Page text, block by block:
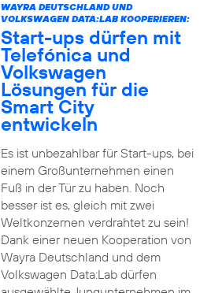
WAYRA DEUTSCHLAND UND
VOLKSWAGEN DATA:LAB KOOPERIEREN:
Start-ups dürfen mit
Telefónica und
Volkswagen
Lösungen für die
Smart City
entwickeln
Es ist unbezahlbar für Start-ups, bei
einem Großunternehmen einen
Fuß in der Tür zu haben. Noch
besser ist es, gleich mit zwei
Weltkonzernen verdrahtet zu sein!
Dank einer neuen Kooperation von
Wayra Deutschland und dem
Volkswagen Data:Lab dürfen